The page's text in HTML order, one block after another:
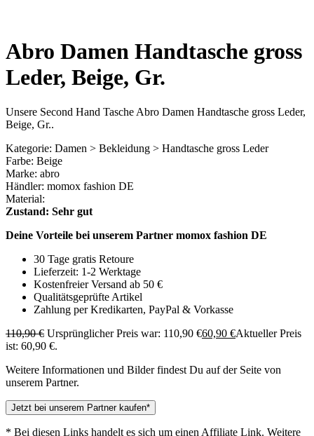
Abro Damen Handtasche gross
Leder, Beige, Gr.
Unsere Second Hand Tasche Abro Damen Handtasche gross Leder,
Beige, Gr..
Kategorie: Damen > Bekleidung > Handtasche gross Leder
Farbe: Beige
Marke: abro
Händler: momox fashion DE
Material:
Zustand: Sehr gut
Deine Vorteile bei unserem Partner momox fashion DE
30 Tage gratis Retoure
Lieferzeit: 1-2 Werktage
Kostenfreier Versand ab 50 €
Qualitätsgeprüfte Artikel
Zahlung per Kredikarten, PayPal & Vorkasse
110,90€ Ursprünglicher Preis war: 110,90 €60,90 €Aktueller Preis
ist: 60,90 €.
Weitere Informationen und Bilder findest Du auf der Seite von
unserem Partner.
Jetzt bei unserem Partner kaufen*
* Bei diesen Links handelt es sich um einen Affiliate Link. Weitere